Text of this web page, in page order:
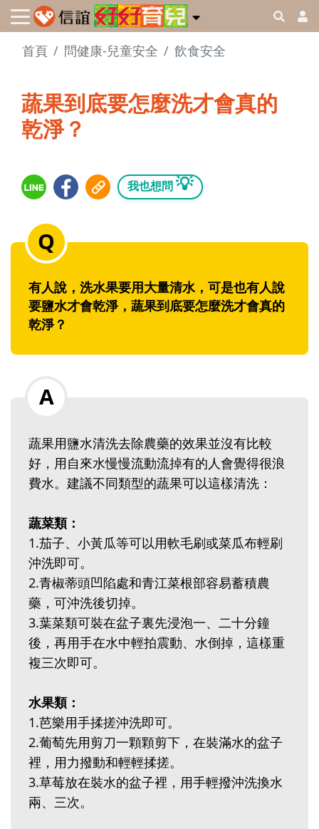
首頁 問健康-兒童安全 飲食安全
蔬果到底要怎麼洗才會真的
乾淨？
我也想問 💡
有人說，洗水果要用大量清水，可是也有人說
要鹽水才會乾淨，蔬果到底要怎麼洗才會真的
乾淨？
蔬果用鹽水清洗去除農藥的效果並沒有比較
好，用自來水慢慢流動流掉有的人會覺得很浪
費水。建議不同類型的蔬果可以這樣清洗：
蔬菜類：
1.茄子、小黃瓜等可以用軟毛刷或菜瓜布輕刷
沖洗即可。
2.青椒蒂頭凹陷處和青江菜根部容易蓄積農
藥，可沖洗後切掉。
3.葉菜類可裝在盆子裏先浸泡一、二十分鐘
後，再用手在水中輕拍震動、水倒掉，這樣重
複三次即可。
水果類：
1.芭樂用手揉搓沖洗即可。
2.葡萄先用剪刀一顆顆剪下，在裝滿水的盆子
裡，用力撥動和輕輕揉搓。
3.草莓放在裝水的盆子裡，用手輕撥沖洗換水
兩、三次。